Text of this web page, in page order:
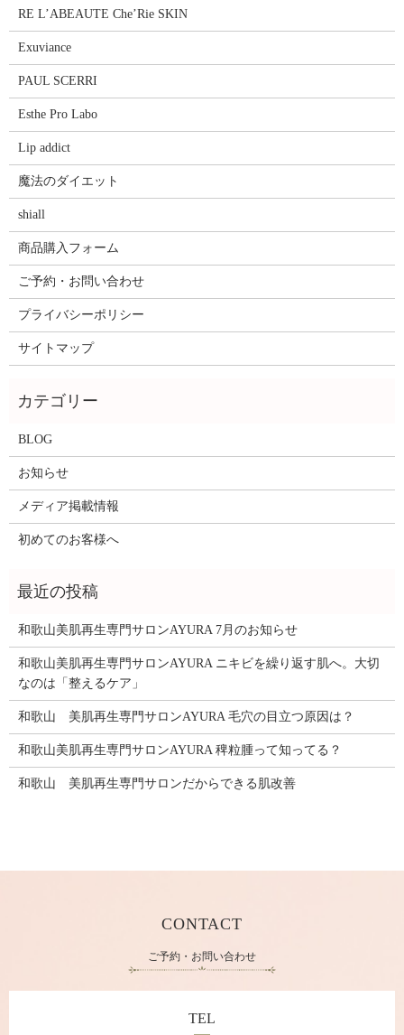
RE L’ABEAUTE Che’Rie SKIN
Exuviance
PAUL SCERRI
Esthe Pro Labo
Lip addict
魔法のダイエット
shiall
商品購入フォーム
ご予約・お問い合わせ
プライバシーポリシー
サイトマップ
BLOG
お知らせ
メディア掲載情報
初めてのお客様へ
和歌山美肌再生専門サロンAYURA 7月のお知らせ
和歌山美肌再生専門サロンAYURA ニキビを繰り返す肌へ。大切
なのは「整えるケア」
和歌山 美肌再生専門サロンAYURA 毛穴の目立つ原因は？
和歌山美肌再生専門サロンAYURA 稗粒腫って知ってる？
和歌山 美肌再生専門サロンだからできる肌改善
CONTACT
ご予約・お問い合わせ
TEL